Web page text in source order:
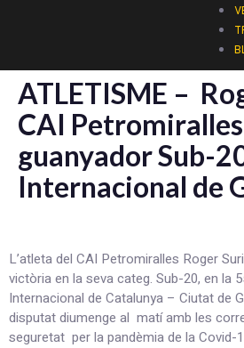
ATLETISME –
CAI
guanyador Sub-
Internacional de
L’atleta del CAI Petromiralles Roger
victòria en la seva categ. Sub-20, en la
Internacional de Catalunya – Ciutat de
disputat diumenge al matí amb les
seguretat per la pandèmia de la Covid-